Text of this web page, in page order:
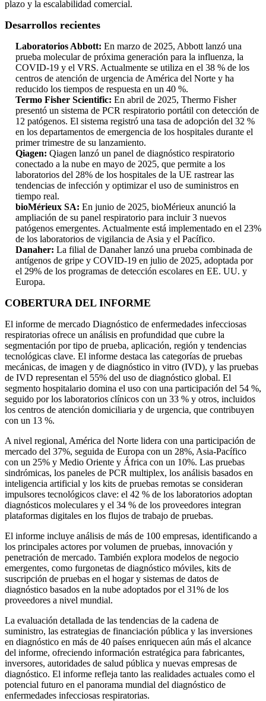
plazo y la escalabilidad comercial.
Desarrollos recientes
Laboratorios Abbott: En marzo de 2025, Abbott lanzó una
prueba molecular de próxima generación para la influenza, la
COVID-19 y el VRS. Actualmente se utiliza en el 38 % de los
centros de atención de urgencia de América del Norte y ha
reducido los tiempos de respuesta en un 40 %.
Termo Fisher Scientific: En abril de 2025, Thermo Fisher
presentó un sistema de PCR respiratorio portátil con detección de
12 patógenos. El sistema registró una tasa de adopción del 32 %
en los departamentos de emergencia de los hospitales durante el
primer trimestre de su lanzamiento.
Qiagen: Qiagen lanzó un panel de diagnóstico respiratorio
conectado a la nube en mayo de 2025, que permite a los
laboratorios del 28% de los hospitales de la UE rastrear las
tendencias de infección y optimizar el uso de suministros en
tiempo real.
bioMérieux SA: En junio de 2025, bioMérieux anunció la
ampliación de su panel respiratorio para incluir 3 nuevos
patógenos emergentes. Actualmente está implementado en el 23%
de los laboratorios de vigilancia de Asia y el Pacífico.
Danaher: La filial de Danaher lanzó una prueba combinada de
antígenos de gripe y COVID-19 en julio de 2025, adoptada por
el 29% de los programas de detección escolares en EE. UU. y
Europa.
COBERTURA DEL INFORME
El informe de mercado Diagnóstico de enfermedades infecciosas
respiratorias ofrece un análisis en profundidad que cubre la
segmentación por tipo de prueba, aplicación, región y tendencias
tecnológicas clave. El informe destaca las categorías de pruebas
mecánicas, de imagen y de diagnóstico in vitro (IVD), y las pruebas
de IVD representan el 55% del uso de diagnóstico global. El
segmento hospitalario domina el uso con una participación del 54 %,
seguido por los laboratorios clínicos con un 33 % y otros, incluidos
los centros de atención domiciliaria y de urgencia, que contribuyen
con un 13 %.
A nivel regional, América del Norte lidera con una participación de
mercado del 37%, seguida de Europa con un 28%, Asia-Pacífico
con un 25% y Medio Oriente y África con un 10%. Las pruebas
sindrómicas, los paneles de PCR multiplex, los análisis basados ​​en
inteligencia artificial y los kits de pruebas remotas se consideran
impulsores tecnológicos clave: el 42 % de los laboratorios adoptan
diagnósticos moleculares y el 34 % de los proveedores integran
plataformas digitales en los flujos de trabajo de pruebas.
El informe incluye análisis de más de 100 empresas, identificando a
los principales actores por volumen de pruebas, innovación y
penetración de mercado. También explora modelos de negocio
emergentes, como furgonetas de diagnóstico móviles, kits de
suscripción de pruebas en el hogar y sistemas de datos de
diagnóstico basados ​​en la nube adoptados por el 31% de los
proveedores a nivel mundial.
La evaluación detallada de las tendencias de la cadena de
suministro, las estrategias de financiación pública y las inversiones
en diagnóstico en más de 40 países enriquecen aún más el alcance
del informe, ofreciendo información estratégica para fabricantes,
inversores, autoridades de salud pública y nuevas empresas de
diagnóstico. El informe refleja tanto las realidades actuales como el
potencial futuro en el panorama mundial del diagnóstico de
enfermedades infecciosas respiratorias.